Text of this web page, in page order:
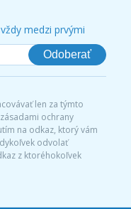
medzi prvými
Odoberať
len za týmto
ochrany
na odkaz, ktorý vám
odvolať
z ktoréhokoľvek